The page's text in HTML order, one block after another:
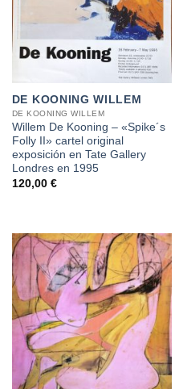
DE KOONING WILLEM
DE KOONING WILLEM
Willem De Kooning – «Spike´s
Folly II» cartel original
exposición en Tate Gallery
Londres en 1995
120,00 €